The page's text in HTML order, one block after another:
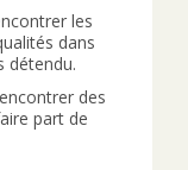
les
dans
détendu.
des
part de